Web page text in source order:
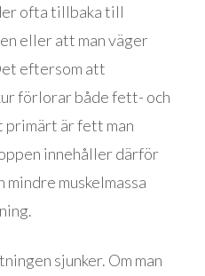
ofta tillbaka till
eller att man väger
eftersom att
förlorar både fett- och
primärt är fett man
innehåller därför
muskelmassa
sjunker. Om man